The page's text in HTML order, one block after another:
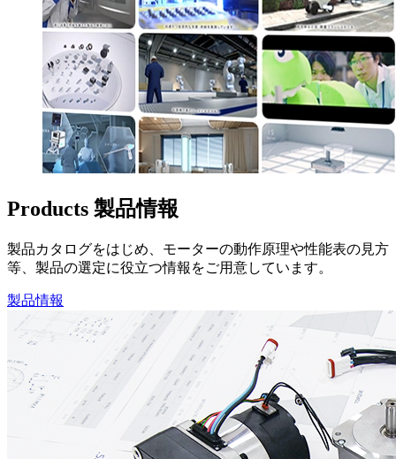
Products 製品情報
製品カタログをはじめ、モーターの動作原理や性能表の見方
等、製品の選定に役立つ情報をご用意しています。
製品情報